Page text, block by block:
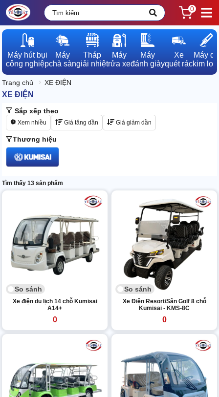
0
Máy hút bụi
công nghiệp
Máy
chà sàn
Tháp
giải nhiệt
Máy
rửa xe
Máy
đánh giày
Xe
quét rác
Máy dò
kim loại
Trang chủ XE ĐIỆN
XE ĐIỆN
Sắp xếp theo
Xem nhiều Giá tăng dần Giá giảm dần
Thương hiệu
Tìm thấy 13 sản phẩm
So sánh
Xe điện du lịch 14 chỗ Kumisai
A14+
0
So sánh
Xe Điện Resort/Sân Golf 8 chỗ
Kumisai - KMS-8C
0